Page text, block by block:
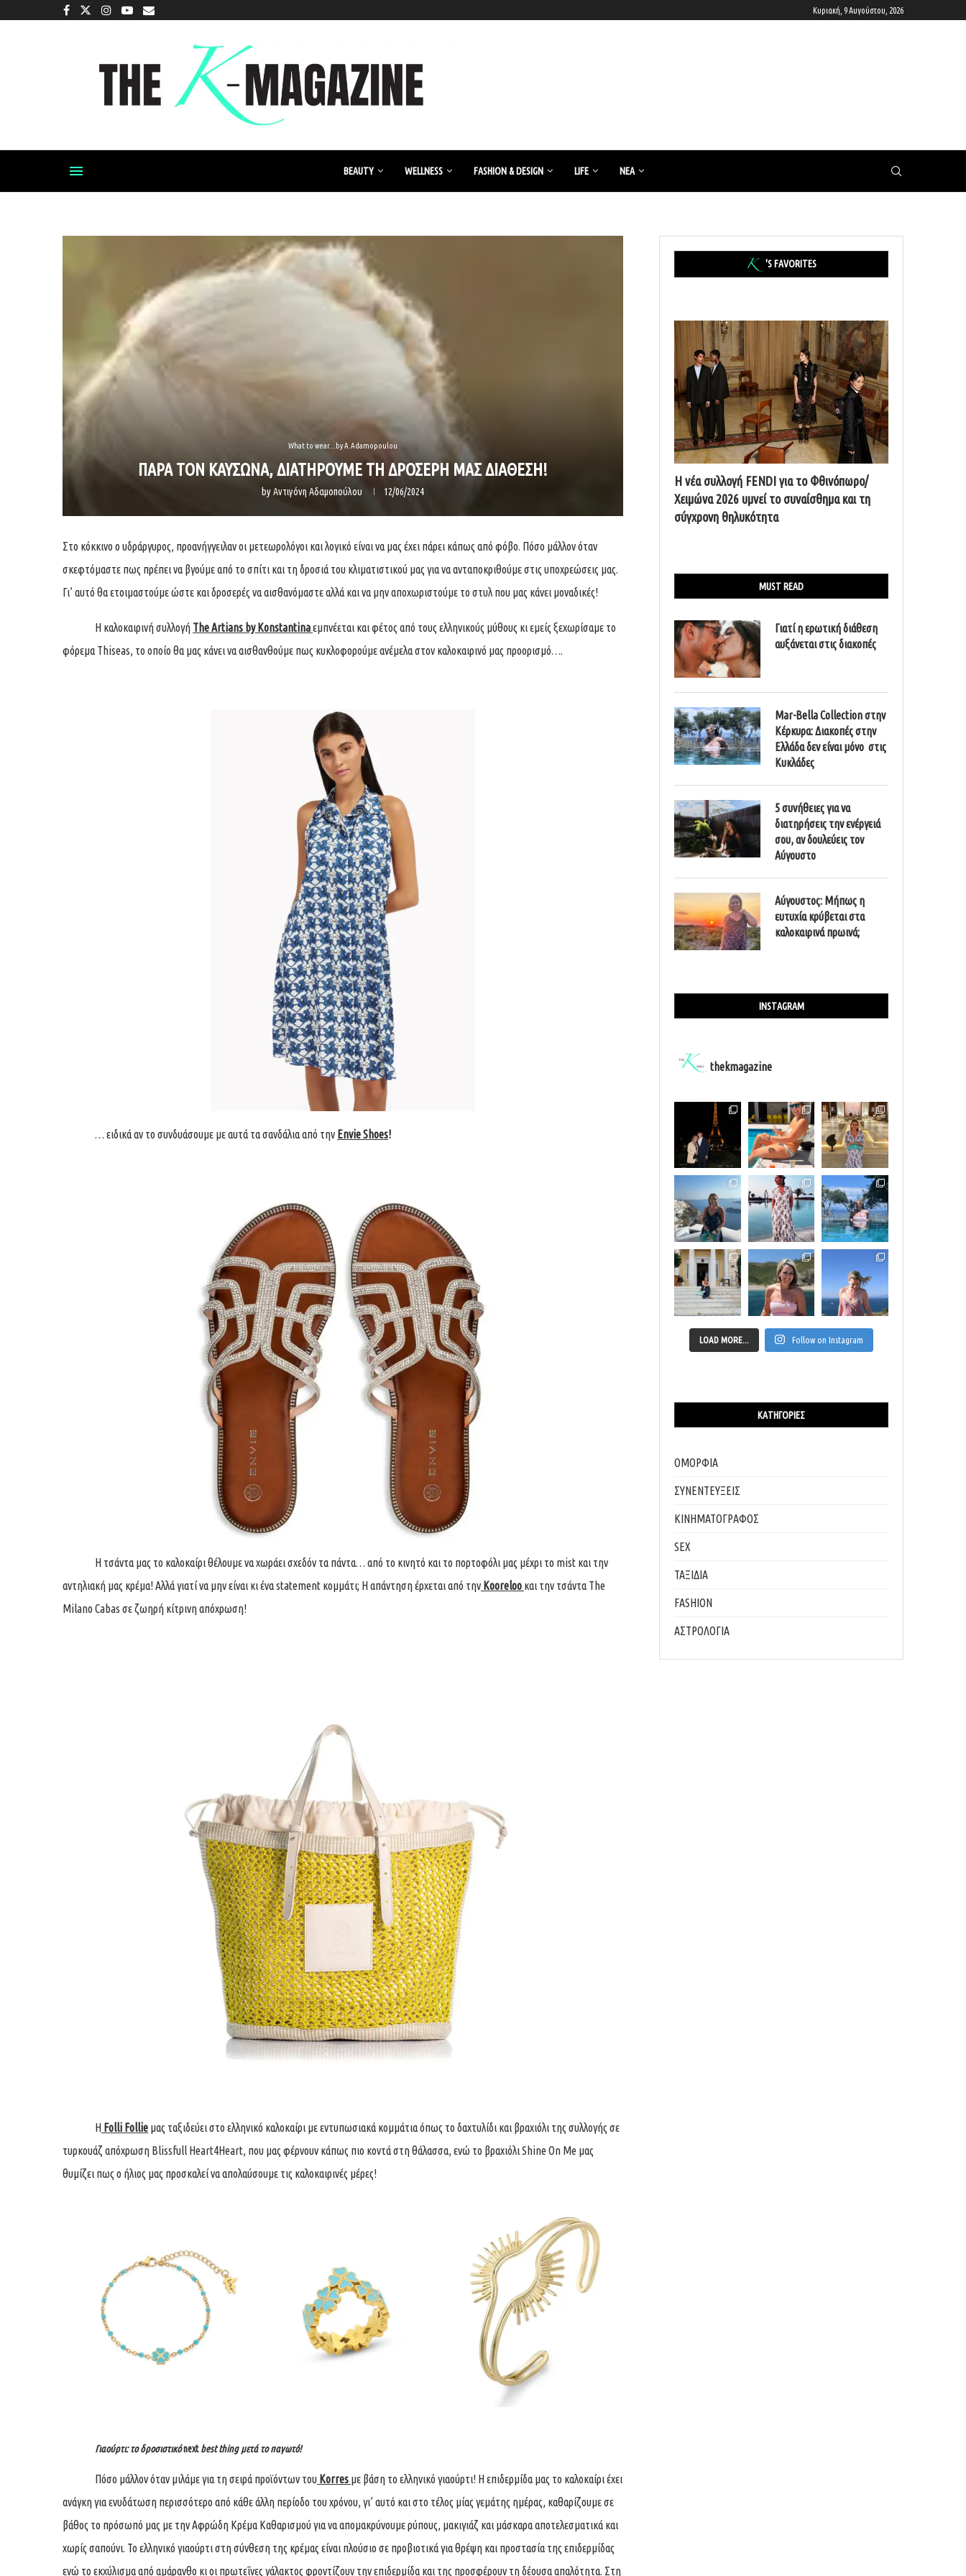
Κυριακή, 9 Αυγούστου, 2026
BEAUTY WELLNESS FASHION & DESIGN LIFE ΝΈΑ
What to wear...by A.Adamopoulou
ΠΑΡΑ ΤΟΝ ΚΑΥΣΩΝΑ, ΔΙΑΤΗΡΟΥΜΕ ΤΗ ΔΡΟΣΕΡΗ ΜΑΣ ΔΙΑΘΕΣΗ!
byΑντιγόνη Αδαμοπούλου 12/06/2024
Στο κόκκινο ο υδράργυρος, προανήγγειλαν οι μετεωρολόγοι και λογικό είναι να μας έχει πάρει κάπως από φόβο. Πόσο μάλλον όταν
σκεφτόμαστε πως πρέπει να βγούμε από το σπίτι και τη δροσιά του κλιματιστικού μας για να ανταποκριθούμε στις υποχρεώσεις μας.
Γι’ αυτό θα ετοιμαστούμε ώστε και δροσερές να αισθανόμαστε αλλά και να μην αποχωριστούμε το στυλ που μας κάνει μοναδικές!
Η καλοκαιρινή συλλογή The Artians by Konstantinaεμπνέεται και φέτος από τους ελληνικούς μύθους κι εμείς ξεχωρίσαμε το
φόρεμα Thiseas, το οποίο θα μας κάνει να αισθανθούμε πως κυκλοφορούμε ανέμελα στον καλοκαιρινό μας προορισμό….
… ειδικά αν το συνδυάσουμε με αυτά τα σανδάλια από την Envie Shoes!
Η τσάντα μας το καλοκαίρι θέλουμε να χωράει σχεδόν τα πάντα… από το κινητό και το πορτοφόλι μας μέχρι το mist και την
αντηλιακή μας κρέμα! Αλλά γιατί να μην είναι κι ένα statement κομμάτι; Η απάντηση έρχεται από την Kooreloo και την τσάντα The
Milano Cabas σε ζωηρή κίτρινη απόχρωση!
Η Folli Follie μας ταξιδεύει στο ελληνικό καλοκαίρι με εντυπωσιακά κομμάτια όπως το δαχτυλίδι και βραχιόλι της συλλογής σε
τυρκουάζ απόχρωση Blissfull Heart4Heart, που μας φέρνουν κάπως πιο κοντά στη θάλασσα, ενώ το βραχιόλι Shine On Me μας
θυμίζει πως ο ήλιος μας προσκαλεί να απολαύσουμε τις καλοκαιρινές μέρες!
Γιαούρτι: το δροσιστικόnextbest thing μετά το παγωτό!
Πόσο μάλλον όταν μιλάμε για τη σειρά προϊόντων του Korres με βάση το ελληνικό γιαούρτι! Η επιδερμίδα μας το καλοκαίρι έχει
ανάγκη για ενυδάτωση περισσότερο από κάθε άλλη περίοδο του χρόνου, γι’ αυτό και στο τέλος μίας γεμάτης ημέρας, καθαρίζουμε σε
βάθος το πρόσωπό μας με την Αφρώδη Κρέμα Καθαρισμού για να απομακρύνουμε ρύπους, μακιγιάζ και μάσκαρα αποτελεσματικά και
χωρίς σαπούνι. Το ελληνικό γιαούρτι στη σύνθεση της κρέμας είναι πλούσιο σε προβιοτικά για θρέψη και προστασία της επιδερμίδας
ενώ το εκχύλισμα από αμάρανθο κι οι πρωτεΐνες γάλακτος φροντίζουν την επιδερμίδα και της προσφέρουν τη δέουσα απαλότητα. Στη
'S FAVORITES
Η νέα συλλογή FENDI για το Φθινόπωρο/
Χειμώνα 2026 υμνεί το συναίσθημα και τη
σύγχρονη θηλυκότητα
MUST READ
Γιατί η ερωτική διάθεση
αυξάνεται στις διακοπές
Mar-Bella Collection στην
Κέρκυρα: Διακοπές στην
Ελλάδα δεν είναι μόνο στις
Κυκλάδες
5 συνήθειες για να
διατηρήσεις την ενέργειά
σου, αν δουλεύεις τον
Αύγουστο
Αύγουστος: Μήπως η
ευτυχία κρύβεται στα
καλοκαιρινά πρωινά;
INSTAGRAM
thekmagazine
LOAD MORE... Follow on Instagram
ΚΑΤΗΓΟΡΊΕΣ
ΟΜΟΡΦΙΑ
ΣΥΝΕΝΤΕΥΞΕΙΣ
ΚΙΝΗΜΑΤΟΓΡΑΦΟΣ
SEX
ΤΑΞΙΔΙΑ
FASHION
ΑΣΤΡΟΛΟΓΙΑ